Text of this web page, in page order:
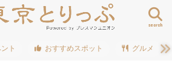
search
ト おすすめスポット グルメ